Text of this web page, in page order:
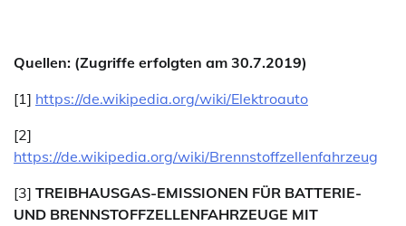
Quellen: (Zugriffe erfolgten am 30.7.2019)
[1] https://de.wikipedia.org/wiki/Elektroauto
[2]
https://de.wikipedia.org/wiki/Brennstoffzellenfahrzeug
[3] TREIBHAUSGAS-EMISSIONEN FÜR BATTERIE-
UND BRENNSTOFFZELLENFAHRZEUGE MIT